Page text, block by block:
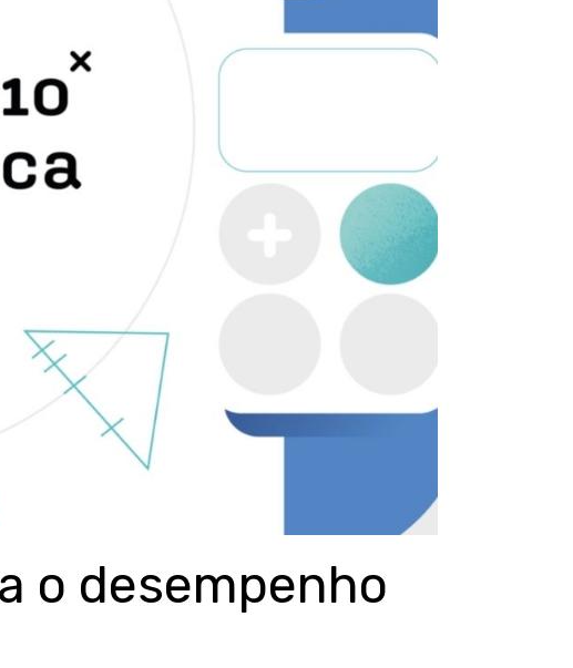
o desempenho